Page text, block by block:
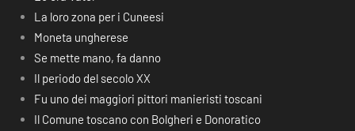
La loro zona per i Cuneesi
Moneta ungherese
Se mette mano, fa danno
Il periodo del secolo XX
Fu uno dei maggiori pittori manieristi toscani
Il Comune toscano con Bolgheri e Donoratico